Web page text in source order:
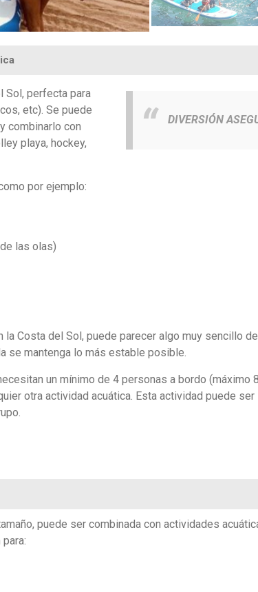
DIVERSIÓN
Sol, perfecta para
etc). Se puede
combinarlo con
playa, hockey,
por ejemplo:
las olas)
Costa del Sol, puede parecer algo muy sencillo de
se mantenga lo más estable posible.
un mínimo de 4 personas a bordo (máximo
otra actividad acuática. Esta actividad puede ser
puede ser combinada con actividades